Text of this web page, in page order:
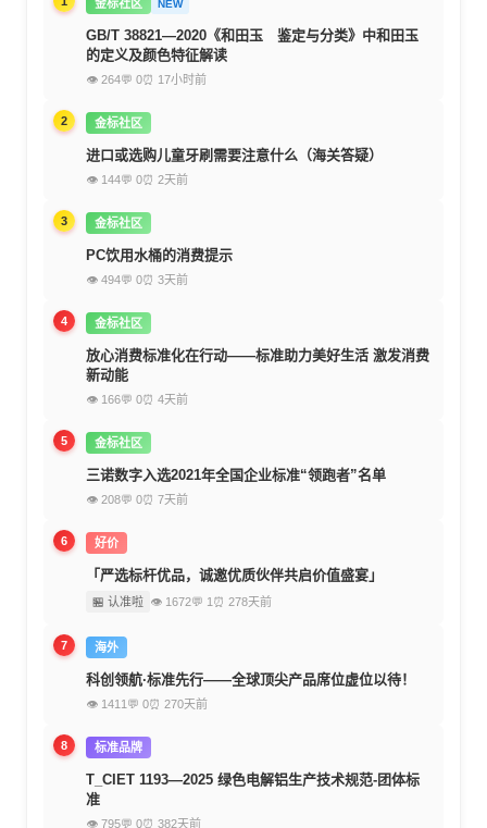
金标社区 NEW
GB/T 38821—2020《和田玉 鉴定与分类》中和田玉
的定义及颜色特征解读
👁 264💬 0⏰ 17小时前
2 金标社区
进口或选购儿童牙刷需要注意什么（海关答疑）
👁 144💬 0⏰ 2天前
3 金标社区
PC饮用水桶的消费提示
👁 494💬 0⏰ 3天前
4 金标社区
放心消费标准化在行动——标准助力美好生活 激发消费
新动能
👁 166💬 0⏰ 4天前
5 金标社区
三诺数字入选2021年全国企业标准“领跑者”名单
👁 208💬 0⏰ 7天前
6 好价
「严选标杆优品，诚邀优质伙伴共启价值盛宴」
🏪 认准啦 👁 1672💬 1 ⏰ 278天前
7 海外
科创领航·标准先行——全球顶尖产品席位虚位以待！
👁 1411 💬 0⏰ 270天前
8 标准品牌
T_CIET 1193—2025 绿色电解铝生产技术规范-团体标
准
👁 795💬 0⏰ 382天前